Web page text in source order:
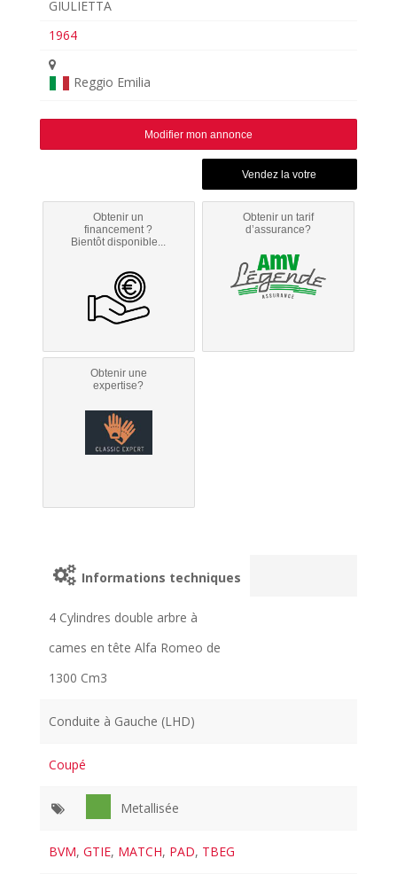
GIULIETTA
1964
Reggio Emilia
Modifier mon annonce
Obtenir un
financement ?
Bientôt disponible...
Obtenir un tarif
d’assurance?
Obtenir une
expertise?
Informations techniques
4 Cylindres double arbre à
cames en tête Alfa Romeo de
1300 Cm3
Conduite à Gauche (LHD)
Coupé
Metallisée
BVM,GTIE, MATCH, PAD, TBEG